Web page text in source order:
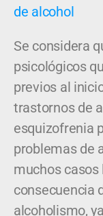
de alcohol
Se considera
psicológicos
previos al
trastornos de
esquizofrenia
problemas de
muchos casos
consecuencia
alcoholismo,